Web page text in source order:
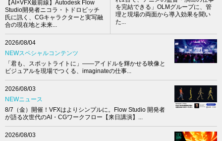
【AI×VFX最前線】Autodesk Flow
Studio開発者ニコラ・トドロビッチ
氏に訊く、CGキャラクターと実写融
合の現在地と未来...
を完結できる」OLMグループに、管
理と現場の両面から導入効果を聞い
た...
2026/08/04
NEWスペシャルコンテンツ
「君も、スポットライトに」――アイドルを輝かせる映像と
ビジュアルを現場でつくる、imaginateの仕事...
2026/08/03
NEWニュース
8/7（金）開催！VFXはよりシンプルに。Flow Studio 開発者
が語る次世代のAI・CGワークフロー【来日講演】...
2026/08/03